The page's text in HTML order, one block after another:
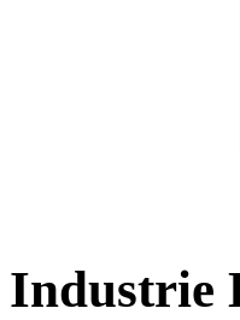
Industrie